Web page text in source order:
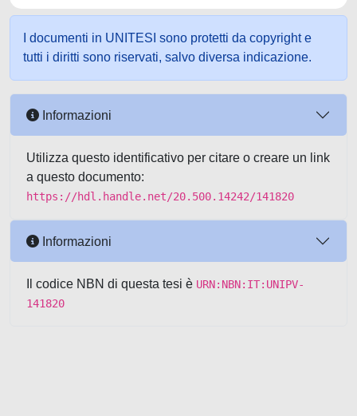
I documenti in UNITESI sono protetti da copyright e
tutti i diritti sono riservati, salvo diversa indicazione.
Informazioni
Utilizza questo identificativo per citare o creare un link
a questo documento:
https://hdl.handle.net/20.500.14242/141820
Informazioni
Il codice NBN di questa tesi è URN:NBN:IT:UNIPV-
141820